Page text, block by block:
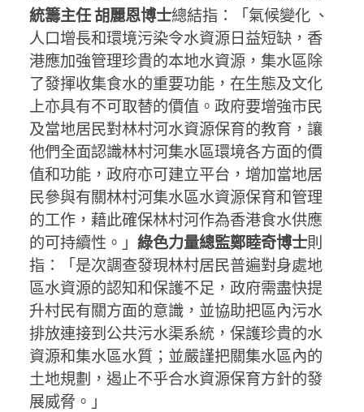
統籌主任 胡麗恩博士總結指：「氣候變化 、
人口增長和環境污染令水資源日益短缺，香
港應加強管理珍貴的本地水資源，集水區除
了發揮收集食水的重要功能，在生態及文化
上亦具有不可取替的價值。政府要增強市民
及當地居民對林村河水資源保育的教育，讓
他們全面認識林村河集水區環境各方面的價
值和功能，政府亦可建立平台，增加當地居
民參與有關林村河集水區水資源保育和管理
的工作，藉此確保林村河作為香港食水供應
的可持續性。」 綠色力量總監鄭睦奇博士則
指：「是次調查發現林村居民普遍對身處地
區水資源的認知和保護不足，政府需盡快提
升村民有關方面的意識，並協助把區內污水
排放連接到公共污水渠系統，保護珍貴的水
資源和集水區水質；並嚴謹把關集水區內的
土地規劃，遏止不乎合水資源保育方針的發
展威脅。」